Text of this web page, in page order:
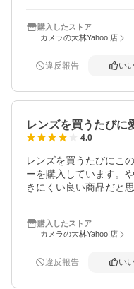
購入したストア
カメラの大林Yahoo!店
違反報告 い
レンズを買うたびに
4.0
レンズを買うたびにこ
ーを購入しています。
きにくい良い商品だと思
購入したストア
カメラの大林Yahoo!店
違反報告 い